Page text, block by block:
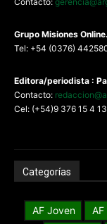
Grupo Misiones
Tel: +54 (0376)
Editora/periodista :
Contacto:
Cel: (+54)9 376 15 4
Categorías
AF Joven AF